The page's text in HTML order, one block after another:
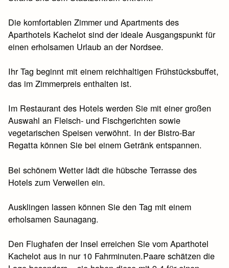
Die komfortablen Zimmer und Apartments des
Aparthotels Kachelot sind der ideale Ausgangspunkt für
einen erholsamen Urlaub an der Nordsee.
Ihr Tag beginnt mit einem reichhaltigen Frühstücksbuffet,
das im Zimmerpreis enthalten ist.
Im Restaurant des Hotels werden Sie mit einer großen
Auswahl an Fleisch- und Fischgerichten sowie
vegetarischen Speisen verwöhnt. In der Bistro-Bar
Regatta können Sie bei einem Getränk entspannen.
Bei schönem Wetter lädt die hübsche Terrasse des
Hotels zum Verweilen ein.
Ausklingen lassen können Sie den Tag mit einem
erholsamen Saunagang.
Den Flughafen der Insel erreichen Sie vom Aparthotel
Kachelot aus in nur 10 Fahrminuten.Paare schätzen die